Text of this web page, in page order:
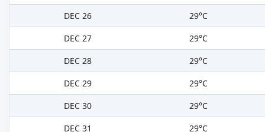
DEC 26
29°C
DEC 27
29°C
DEC 28
29°C
DEC 29
29°C
DEC 30
29°C
DEC 31
29°C